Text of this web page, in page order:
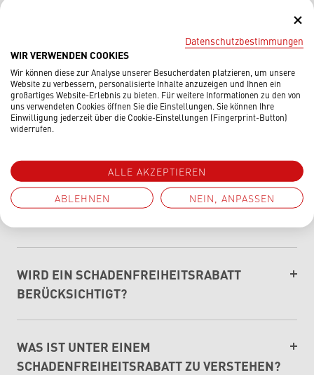
Datenschutzbestimmungen
WIR VERWENDEN COOKIES
Wir können diese zur Analyse unserer Besucherdaten platzieren, um unsere
Website zu verbessern, personalisierte Inhalte anzuzeigen und Ihnen ein
großartiges Website-Erlebnis zu bieten. Für weitere Informationen zu den von
uns verwendeten Cookies öffnen Sie die Einstellungen. Sie können Ihre
Einwilligung jederzeit über die Cookie-Einstellungen (Fingerprint-Button)
widerrufen.
ALLE AKZEPTIEREN
ABLEHNEN
NEIN, ANPASSEN
WONACH RICHTET SICH DER BEITRAG?
IN WELCHEN LÄNDERN BESTEHT
WANN LOHNT SICH DIE
WIRD EIN SCHADENFREIHEITSRABATT
BERÜCKSICHTIGT?
WAS IST UNTER EINEM
SCHADENFREIHEITSRABATT ZU VERSTEHEN?